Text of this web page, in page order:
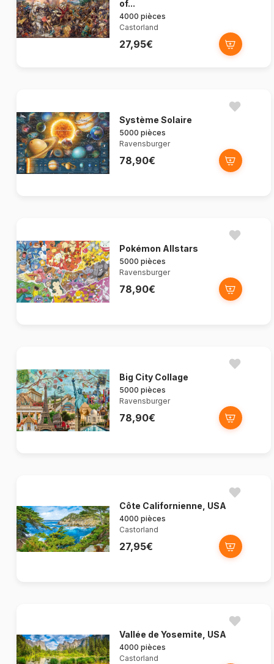
of...
4000 pièces
Castorland
27,95€
Système Solaire
5000 pièces
Ravensburger
78,90€
Pokémon Allstars
5000 pièces
Ravensburger
78,90€
Big City Collage
5000 pièces
Ravensburger
78,90€
Côte Californienne, USA
4000 pièces
Castorland
27,95€
Vallée de Yosemite, USA
4000 pièces
Castorland